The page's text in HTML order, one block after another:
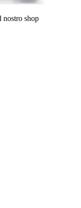
nostro shop